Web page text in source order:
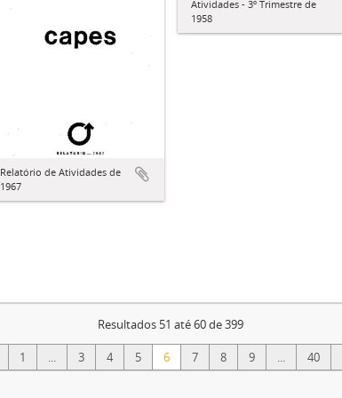
Atividades - 3º Trimestre de
1958
Relatório de Atividades de
1967
Resultados 51 até 60 de 399
1 ... 3 4 5 6 7 8 9 ... 40